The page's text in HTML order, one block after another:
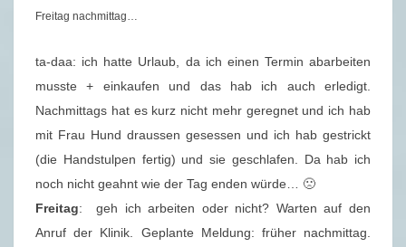
Freitag nachmittag…
ta-daa: ich hatte Urlaub, da ich einen Termin abarbeiten
musste + einkaufen und das hab ich auch erledigt.
Nachmittags hat es kurz nicht mehr geregnet und ich hab
mit Frau Hund draussen gesessen und ich hab gestrickt
(die Handstulpen fertig) und sie geschlafen. Da hab ich
noch nicht geahnt wie der Tag enden würde… 🙁
Freitag: geh ich arbeiten oder nicht? Warten auf den
Anruf der Klinik. Geplante Meldung: früher nachmittag.